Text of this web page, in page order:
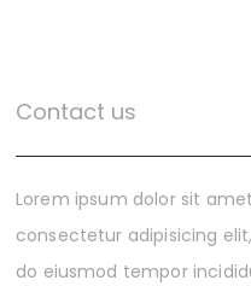
Contact us
Lorem ipsum dolor sit
consectetur adipisicing
do eiusmod tempor